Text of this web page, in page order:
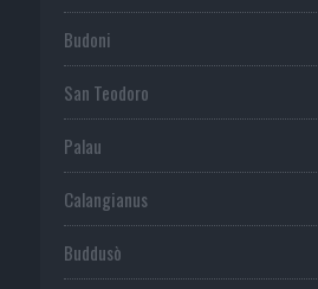
Budoni
San Teodoro
Palau
Calangianus
Buddusò